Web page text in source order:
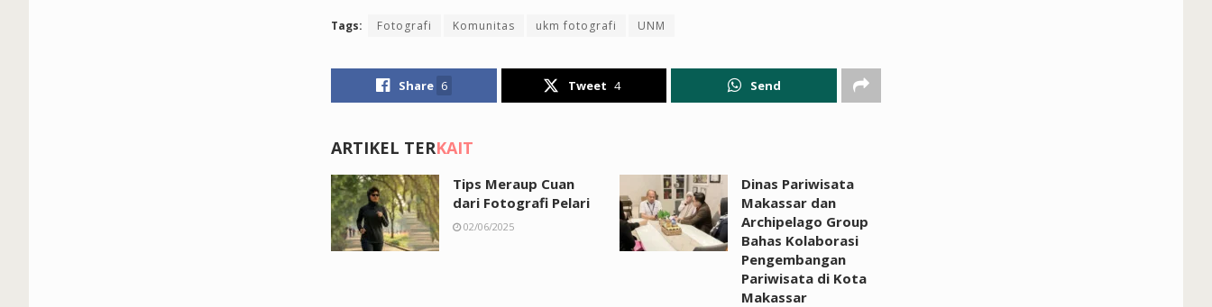
Tags: Fotografi Komunitas ukm fotografi UNM
Share 6 Tweet 4 Send
ARTIKEL TERKAIT
Tips Meraup Cuan
dari Fotografi Pelari
02/06/2025
Dinas Pariwisata
Makassar dan
Archipelago Group
Bahas Kolaborasi
Pengembangan
Pariwisata di Kota
Makassar